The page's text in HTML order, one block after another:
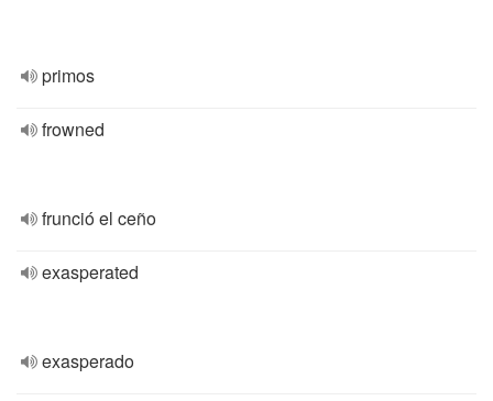
primos
frowned
frunció el ceño
exasperated
exasperado